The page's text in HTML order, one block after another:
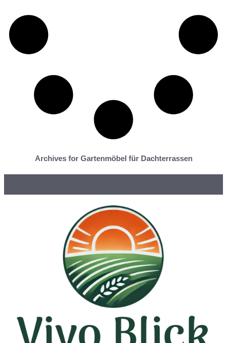
Archives for Gartenmöbel für Dachterrassen